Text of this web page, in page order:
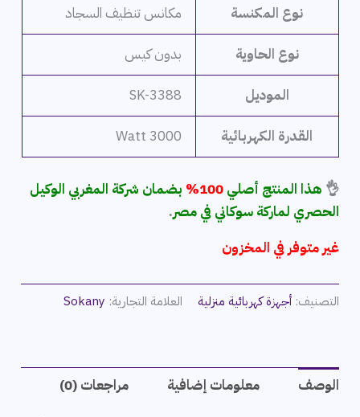
نوع المكنسة مكانس تنظيف السجاد
نوع الحاوية بدون كيس
الموديل SK-3388
القدرة الكهربائية 3000 Watt
👌 هذا المنتج أصلي 100%
بضمان شركة المغربي الوكيل
الحصري لماركة سوكاني في مصر.
غير متوفر في المخزون
التصنيف:أجهزة كهربائية منزلية العلامة التجارية: Sokany
الوصف معلومات إضافية مراجعات (0)